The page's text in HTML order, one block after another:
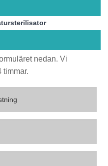
nedan. Vi
timmar.